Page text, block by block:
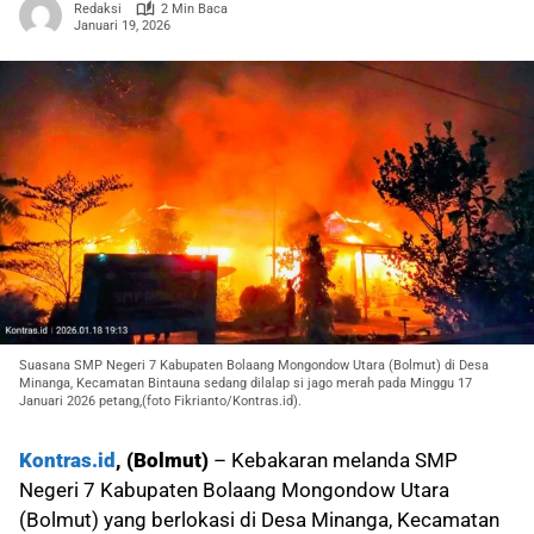
Redaksi
2 Min Baca
Januari 19, 2026
Suasana SMP Negeri 7 Kabupaten Bolaang Mongondow Utara (Bolmut) di Desa
Minanga, Kecamatan Bintauna sedang dilalap si jago merah pada Minggu 17
Januari 2026 petang,(foto Fikrianto/Kontras.id).
Kontras.id , (Bolmut) – Kebakaran melanda SMP
Negeri 7 Kabupaten Bolaang Mongondow Utara
(Bolmut) yang berlokasi di Desa Minanga, Kecamatan